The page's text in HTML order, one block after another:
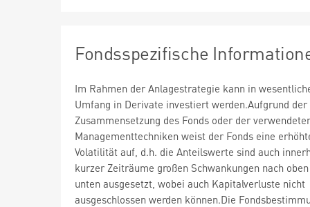
Fondsspezifische
Im Rahmen der Anlagestrategie kann in
Umfang in Derivate investiert werden.Aufgrund der
Zusammensetzung des Fonds oder der
Managementtechniken weist der Fonds eine
Volatilität auf, d.h. die Anteilswerte sind auch
kurzer Zeiträume großen Schwankungen nach
unten ausgesetzt, wobei auch Kapitalverluste nicht
ausgeschlossen werden können.Die